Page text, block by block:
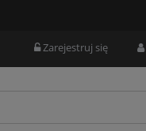
Zarejestruj się